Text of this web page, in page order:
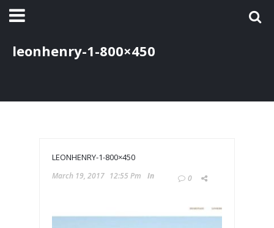
leonhenry-1-800×450
LEONHENRY-1-800×450
March 19, 2017 12:55 Pm In 0